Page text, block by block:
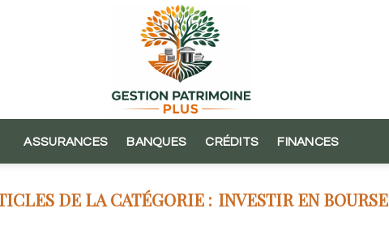
ASSURANCES BANQUES CRÉDITS FINANCES
INVESTIR EN BOURSE